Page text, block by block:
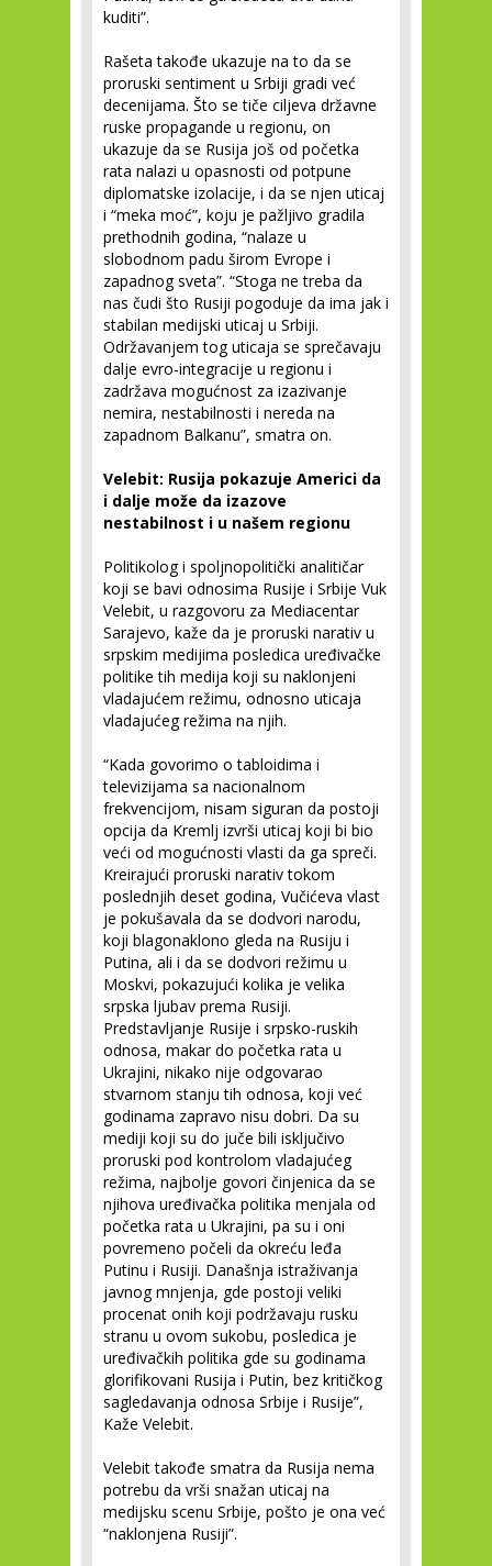
kuditi”.
Rašeta takođe ukazuje na to da se
proruski sentiment u Srbiji gradi već
decenijama. Što se tiče ciljeva državne
ruske propagande u regionu, on
ukazuje da se Rusija još od početka
rata nalazi u opasnosti od potpune
diplomatske izolacije, i da se njen uticaj
i “meka moć”, koju je pažljivo gradila
prethodnih godina, “nalaze u
slobodnom padu širom Evrope i
zapadnog sveta”. “Stoga ne treba da
nas čudi što Rusiji pogoduje da ima jak i
stabilan medijski uticaj u Srbiji.
Održavanjem tog uticaja se sprečavaju
dalje evro-integracije u regionu i
zadržava mogućnost za izazivanje
nemira, nestabilnosti i nereda na
zapadnom Balkanu”, smatra on.
Velebit: Rusija pokazuje Americi da
i dalje može da izazove
nestabilnost i u našem regionu
Politikolog i spoljnopolitički analitičar
koji se bavi odnosima Rusije i Srbije Vuk
Velebit, u razgovoru za Mediacentar
Sarajevo, kaže da je proruski narativ u
srpskim medijima posledica uređivačke
politike tih medija koji su naklonjeni
vladajućem režimu, odnosno uticaja
vladajućeg režima na njih.
“Kada govorimo o tabloidima i
televizijama sa nacionalnom
frekvencijom, nisam siguran da postoji
opcija da Kremlj izvrši uticaj koji bi bio
veći od mogućnosti vlasti da ga spreči.
Kreirajući proruski narativ tokom
poslednjih deset godina, Vučićeva vlast
je pokušavala da se dodvori narodu,
koji blagonaklono gleda na Rusiju i
Putina, ali i da se dodvori režimu u
Moskvi, pokazujući kolika je velika
srpska ljubav prema Rusiji.
Predstavljanje Rusije i srpsko-ruskih
odnosa, makar do početka rata u
Ukrajini, nikako nije odgovarao
stvarnom stanju tih odnosa, koji već
godinama zapravo nisu dobri. Da su
mediji koji su do juče bili isključivo
proruski pod kontrolom vladajućeg
režima, najbolje govori činjenica da se
njihova uređivačka politika menjala od
početka rata u Ukrajini, pa su i oni
povremeno počeli da okreću leđa
Putinu i Rusiji. Današnja istraživanja
javnog mnjenja, gde postoji veliki
procenat onih koji podržavaju rusku
stranu u ovom sukobu, posledica je
uređivačkih politika gde su godinama
glorifikovani Rusija i Putin, bez kritičkog
sagledavanja odnosa Srbije i Rusije”,
Kaže Velebit.
Velebit takođe smatra da Rusija nema
potrebu da vrši snažan uticaj na
medijsku scenu Srbije, pošto je ona već
“naklonjena Rusiji”.